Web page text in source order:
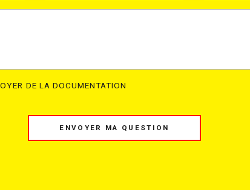
DE LA DOCUMENTATION
ENVOYER MA QUESTION